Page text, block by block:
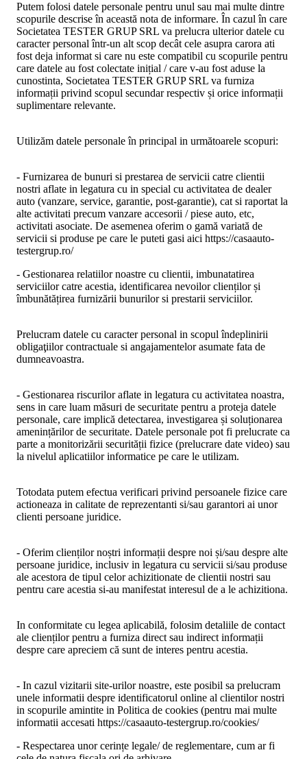
Putem folosi datele personale pentru unul sau mai multe dintre
scopurile descrise în această nota de informare. În cazul în care
Societatea TESTER GRUP SRL va prelucra ulterior datele cu
caracter personal într-un alt scop decât cele asupra carora ati
fost deja informat si care nu este compatibil cu scopurile pentru
care datele au fost colectate inițial / care v-au fost aduse la
cunostinta, Societatea TESTER GRUP SRL va furniza
informații privind scopul secundar respectiv și orice informații
suplimentare relevante.
Utilizăm datele personale în principal in următoarele scopuri:
- Furnizarea de bunuri si prestarea de servicii catre clientii
nostri aflate in legatura cu in special cu activitatea de dealer
auto (vanzare, service, garantie, post-garantie), cat si raportat la
alte activitati precum vanzare accesorii / piese auto, etc,
activitati asociate. De asemenea oferim o gamă variată de
servicii si produse pe care le puteti gasi aici https://casaauto-
testergrup.ro/
- Gestionarea relatiilor noastre cu clientii, imbunatatirea
serviciilor catre acestia, identificarea nevoilor clienților și
îmbunătățirea furnizării bunurilor si prestarii serviciilor.
Prelucram datele cu caracter personal in scopul îndeplinirii
obligaţiilor contractuale si angajamentelor asumate fata de
dumneavoastra.
- Gestionarea riscurilor aflate in legatura cu activitatea noastra,
sens in care luam măsuri de securitate pentru a proteja datele
personale, care implică detectarea, investigarea și soluționarea
amenințărilor de securitate. Datele personale pot fi prelucrate ca
parte a monitorizării securității fizice (prelucrare date video) sau
la nivelul aplicatiilor informatice pe care le utilizam.
Totodata putem efectua verificari privind persoanele fizice care
actioneaza in calitate de reprezentanti si/sau garantori ai unor
clienti persoane juridice.
- Oferim clienților noștri informații despre noi și/sau despre alte
persoane juridice, inclusiv in legatura cu servicii si/sau produse
ale acestora de tipul celor achizitionate de clientii nostri sau
pentru care acestia si-au manifestat interesul de a le achizitiona.
In conformitate cu legea aplicabilă, folosim detaliile de contact
ale clienților pentru a furniza direct sau indirect informații
despre care apreciem că sunt de interes pentru acestia.
- In cazul vizitarii site-urilor noastre, este posibil sa prelucram
unele informatii despre identificatorul online al clientilor nostri
in scopurile amintite in Politica de cookies (pentru mai multe
informatii accesati https://casaauto-testergrup.ro/cookies/
- Respectarea unor cerințe legale/ de reglementare, cum ar fi